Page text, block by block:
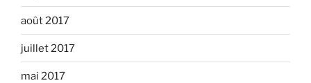
août 2017
juillet 2017
mai 2017